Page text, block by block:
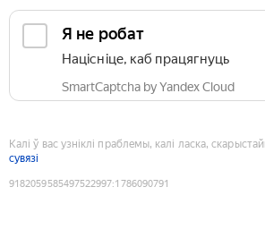
Я не робат
Націсніце, каб працягнуць
SmartCaptcha by Yandex Cloud
Калі ў вас узніклі праблемы, калі ласка,
сувязі
9182059585497522997:1786090791